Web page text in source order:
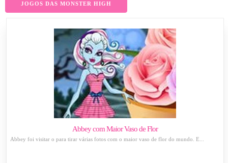
JOGOS DAS MONSTER HIGH
Abbey com Maior Vaso de Flor
Abbey foi visitar o para tirar várias fotos com o maior vaso de flor do mundo. E...